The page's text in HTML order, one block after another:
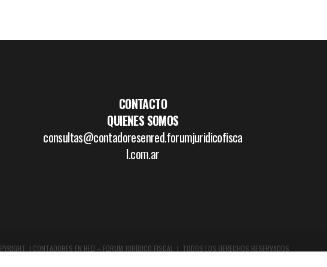
CONTACTO
QUIENES SOMOS
consultas@contadoresenred.forumjuridicofisca
l.com.ar
| CONTADORES EN RED – FORUM JURÍDICO FISCAL | TODOS LOS DERECHOS RESERVADOS.